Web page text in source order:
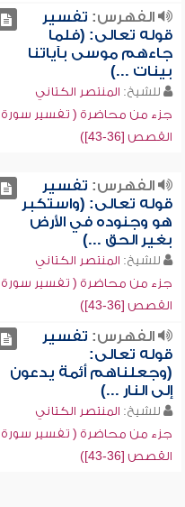
الفهرس: تفسير
قوله تعالى: (فلما
جاءهم موسى بآياتنا
بينات ...)
للشيخ: المنتصر الكتاني
جزء من محاضرة ( تفسير سورة
القصص [36-43])
الفهرس: تفسير
قوله تعالى: (واستكبر
هو وجنوده في الأرض
بغير الحق ...)
للشيخ: المنتصر الكتاني
جزء من محاضرة ( تفسير سورة
القصص [36-43])
الفهرس: تفسير
قوله تعالى:
(وجعلناهم أئمة يدعون
إلى النار ...)
للشيخ: المنتصر الكتاني
جزء من محاضرة ( تفسير سورة
القصص [36-43])